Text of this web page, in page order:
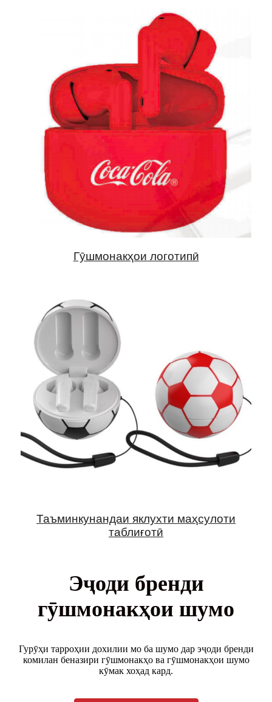
Гӯшмонакҳои логотипӣ
Таъминкунандаи яклухти маҳсулоти
таблиғотӣ
Эҷоди бренди
гӯшмонакҳои шумо
Гурӯҳи тарроҳии дохилии мо ба шумо дар эҷоди бренди
комилан беназири гӯшмонакҳо ва гӯшмонакҳои шумо
кӯмак хоҳад кард.